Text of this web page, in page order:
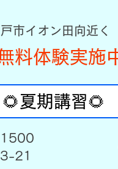
市イオン田向近く
料体験実施
🌻夏期講習🌻
21